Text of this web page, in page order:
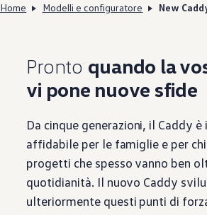
Home Modelli e configuratore New
Pronto quando la
vi pone nuove sfide
Da cinque generazioni, il Caddy
affidabile per le famiglie e per
progetti che spesso vanno ben
quotidianità. Il nuovo Caddy
ulteriormente questi punti di